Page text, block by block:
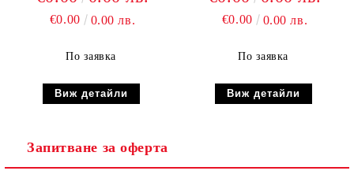
€0.00 0.00 лв.
По заявка
Виж детайли
€0.00 0.00 лв.
По заявка
Виж детайли
Запитване за оферта